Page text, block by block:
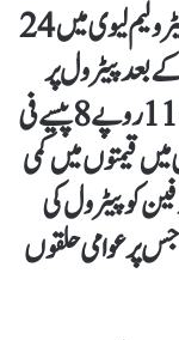
سرکاری دستاویزات کے مطابق پیٹرول پر پیٹرولیم لیوی میں 24
کے بعد پیٹرول پر
عائد لیوی 91 روپے 34 پیسے سے بڑھ کر 116 روپے 8 پیسے فی
قیمتوں میں کمی
کو پیٹرول کی
جس پر عوامی حلقوں